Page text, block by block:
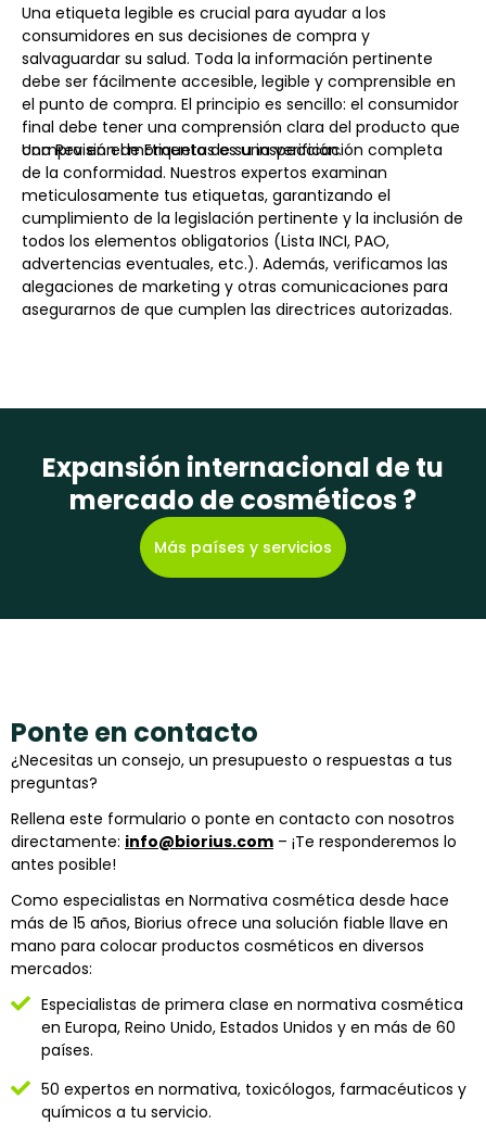
Una etiqueta legible es crucial para ayudar a los
consumidores en sus decisiones de compra y
salvaguardar su salud. Toda la información pertinente
debe ser fácilmente accesible, legible y comprensible en
el punto de compra. El principio es sencillo: el consumidor
final debe tener una comprensión clara del producto que
compra en el momento de su inspección.
Una Revisión de Etiquetas es una verificación completa
de la conformidad. Nuestros expertos examinan
meticulosamente tus etiquetas, garantizando el
cumplimiento de la legislación pertinente y la inclusión de
todos los elementos obligatorios (Lista INCI, PAO,
advertencias eventuales, etc.). Además, verificamos las
alegaciones de marketing y otras comunicaciones para
asegurarnos de que cumplen las directrices autorizadas.
Expansión internacional de tu
mercado de cosméticos ?
Más países y servicios
Ponte en contacto
¿Necesitas un consejo, un presupuesto o respuestas a tus
preguntas?
Rellena este formulario o ponte en contacto con nosotros
directamente: info@biorius.com – ¡Te responderemos lo
antes posible!
Como especialistas en Normativa cosmética desde hace
más de 15 años, Biorius ofrece una solución fiable llave en
mano para colocar productos cosméticos en diversos
mercados:
Especialistas de primera clase en normativa cosmética
en Europa, Reino Unido, Estados Unidos y en más de 60
países.
50 expertos en normativa, toxicólogos, farmacéuticos y
químicos a tu servicio.